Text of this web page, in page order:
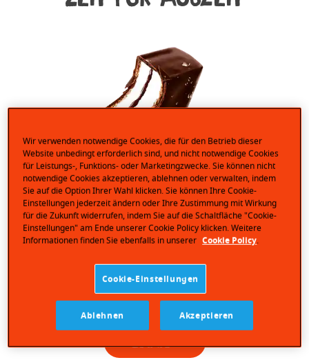
kinder Pinguí ist der raffinierte Genuss mit einer
locker geschlagenen Creme gemacht mit frischer
Vollmilch und köstlicher Zartbitterschokolade. Eine
einzigartige Kombination für eine genussvolle
Auszeit: erst knackig-kühl, dann cremig lecker.
Zutaten
Wir verwenden notwendige Cookies, die für den Betrieb dieser
Website unbedingt erforderlich sind, und nicht notwendige Cookies
für Leistungs-, Funktions- oder Marketingzwecke. Sie können nicht
notwendige Cookies akzeptieren, ablehnen oder verwalten, indem
Sie auf die Option Ihrer Wahl klicken. Sie können Ihre Cookie-
Einstellungen jederzeit ändern oder Ihre Zustimmung mit Wirkung
für die Zukunft widerrufen, indem Sie auf die Schaltfläche "Cookie-
Einstellungen" am Ende unserer Cookie Policy klicken. Weitere
Informationen finden Sie ebenfalls in unserer Cookie Policy.
Cookie-Einstellungen
Ablehnen Akzeptieren